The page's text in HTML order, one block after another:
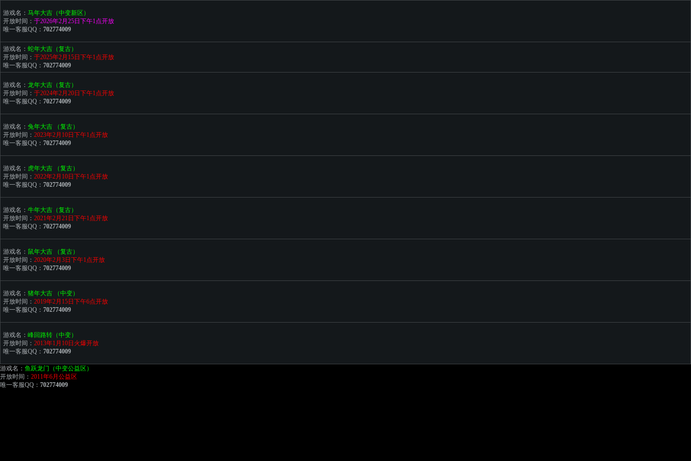
游戏名： 马年大吉（中变新区）
开放时间： 于2026年2月25日下午1点开放
唯一客服QQ： 702774009
游戏名： 蛇年大吉（复古）
开放时间： 于2025年2月15日下午1点开放
唯一客服QQ： 702774009
游戏名： 龙年大吉 （复古）
开放时间： 于2024年2月20日下午1点开放
唯一客服QQ： 702774009
游戏名： 兔年大吉
（复古）
开放时间： 2023年2月10日下午1点开放
唯一客服QQ： 702774009
游戏名： 虎年大吉
（复古）
开放时间： 2022年2月10日下午1点开放
唯一客服QQ： 702774009
游戏名： 牛年大吉 （复古）
开放时间： 2021年2月21日下午1点开放
唯一客服QQ： 702774009
游戏名： 鼠年大吉
（复古）
开放时间： 2020年2月3日下午1点开放
唯一客服QQ： 702774009
游戏名： 猪年大吉
（中变）
开放时间： 2019年2月15日下午6点开放
唯一客服QQ： 702774009
游戏名： 峰回路转 （中变）
开放时间： 2013年1月10日火爆开放
唯一客服QQ： 702774009
游戏名： 鱼跃龙门（中变公益区）
开放时间： 2011年6月公益区
唯一客服QQ： 702774009